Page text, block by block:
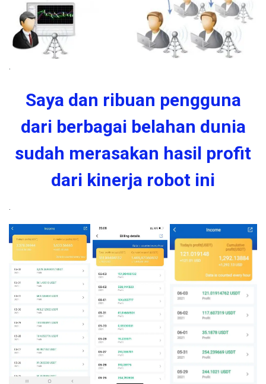
Saya dan ribuan pengguna
dari berbagai belahan dunia
sudah merasakan hasil profit
dari kinerja robot ini